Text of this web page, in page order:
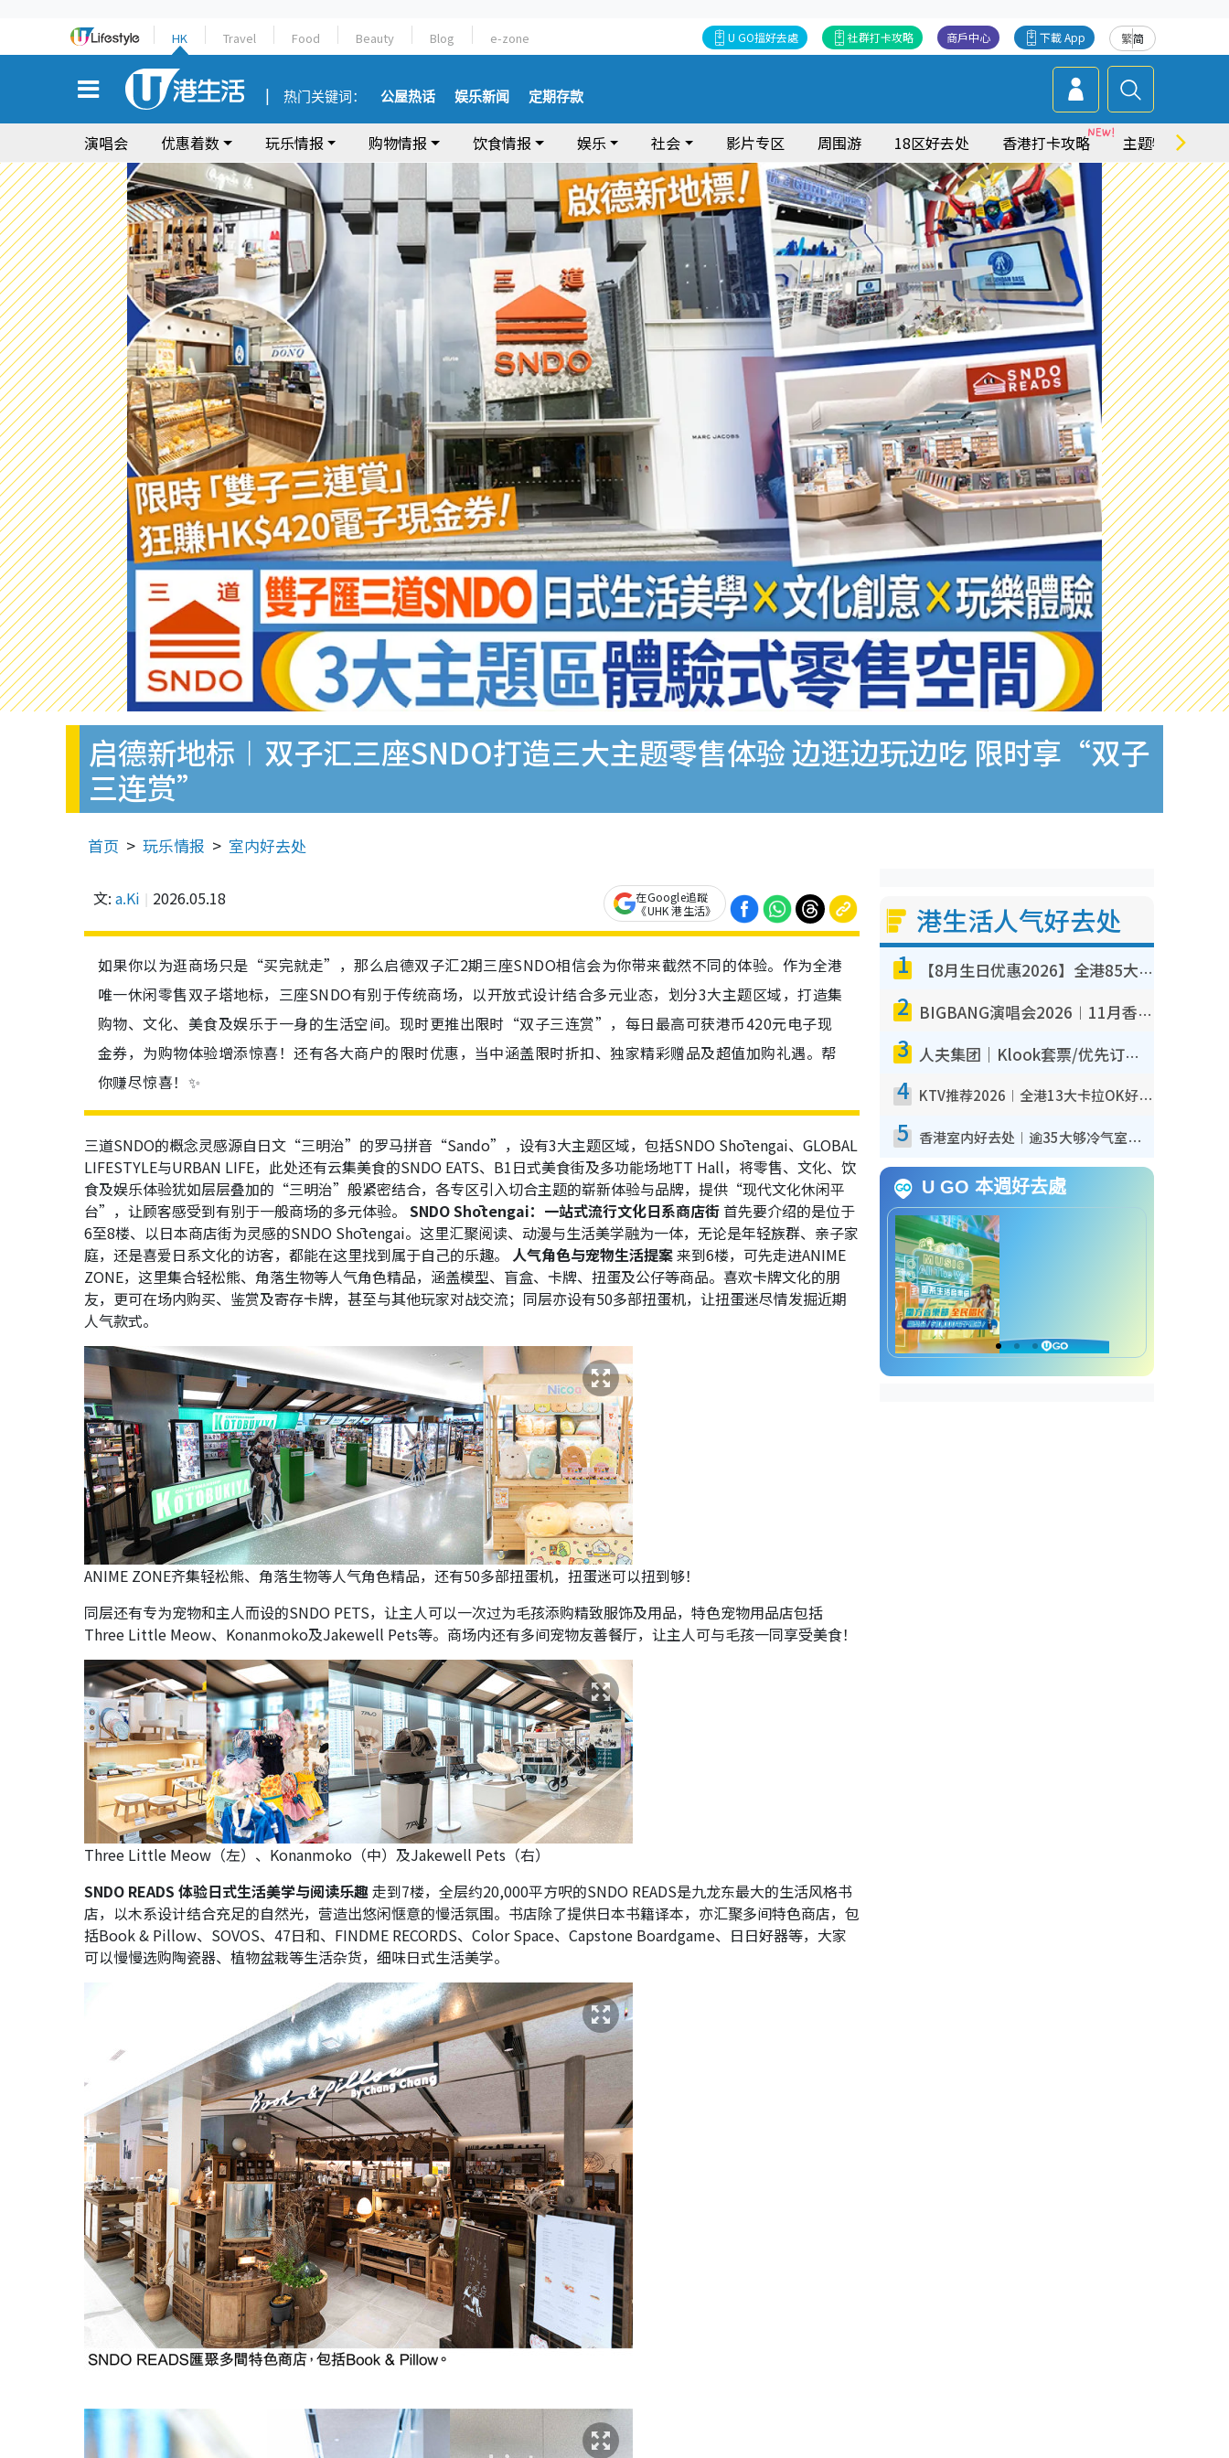
HK Travel Food Beauty Blog e-zone 繁简
下載 App
商戶中心
社群打卡攻略
U GO搵好去處
热门关键词： 公屋热话 娱乐新闻 定期存款
演唱会 优惠着数 玩乐情报 购物情报 饮食情报 娱乐 社会 影片专区 周围游 18区好去处 香港打卡攻略 主题特集
启德新地标︱双子汇三座SNDO打造三大主题零售体验 边逛边玩边吃 限时享“双子
三连赏”
首页 玩乐情报 室内好去处
文: a.Ki 2026.05.18
在Google追蹤
《UHK 港生活》
如果你以为逛商场只是“买完就走”，那么启德双子汇2期三座SNDO相信会为你带来截然不同的体验。作为全港
唯一休闲零售双子塔地标，三座SNDO有别于传统商场，以开放式设计结合多元业态，划分3大主题区域，打造集
购物、文化、美食及娱乐于一身的生活空间。现时更推出限时“双子三连赏”，每日最高可获港币420元电子现
金券，为购物体验增添惊喜！还有各大商户的限时优惠，当中涵盖限时折扣、独家精彩赠品及超值加购礼遇。帮
你赚尽惊喜！✨
三道SNDO的概念灵感源自日文“三明治”的罗马拼音“Sando”，设有3大主题区域，包括SNDO Shōtengai、GLOBAL
LIFESTYLE与URBAN LIFE，此处还有云集美食的SNDO EATS、B1日式美食街及多功能场地TT Hall，将零售、文化、饮
食及娱乐体验犹如层层叠加的“三明治”般紧密结合，各专区引入切合主题的崭新体验与品牌，提供“现代文化休闲平
台”，让顾客感受到有别于一般商场的多元体验。 SNDO Shōtengai：一站式流行文化日系商店街首先要介绍的是位于
6至8楼、以日本商店街为灵感的SNDO Shōtengai。这里汇聚阅读、动漫与生活美学融为一体，无论是年轻族群、亲子家
庭，还是喜爱日系文化的访客，都能在这里找到属于自己的乐趣。 人气角色与宠物生活提案来到6楼，可先走进ANIME
ZONE，这里集合轻松熊、角落生物等人气角色精品，涵盖模型、盲盒、卡牌、扭蛋及公仔等商品。喜欢卡牌文化的朋
友，更可在场内购买、鉴赏及寄存卡牌，甚至与其他玩家对战交流；同层亦设有50多部扭蛋机，让扭蛋迷尽情发掘近期
人气款式。
ANIME ZONE齐集轻松熊、角落生物等人气角色精品，还有50多部扭蛋机，扭蛋迷可以扭到够！
同层还有专为宠物和主人而设的SNDO PETS，让主人可以一次过为毛孩添购精致服饰及用品，特色宠物用品店包括
Three Little Meow、Konanmoko及Jakewell Pets等。商场内还有多间宠物友善餐厅，让主人可与毛孩一同享受美食！
Three Little Meow（左）、Konanmoko（中）及Jakewell Pets（右）
SNDO READS 体验日式生活美学与阅读乐趣走到7楼，全层约20,000平方呎的SNDO READS是九龙东最大的生活风格书
店，以木系设计结合充足的自然光，营造出悠闲惬意的慢活氛围。书店除了提供日本书籍译本，亦汇聚多间特色商店，包
括Book & Pillow、SOVOS、47日和、FINDME RECORDS、Color Space、Capstone Boardgame、日日好器等，大家
可以慢慢选购陶瓷器、植物盆栽等生活杂货，细味日式生活美学。
港生活人气好去处
1 【8月生日优惠2026】全港85大食买玩著数攻略 自助餐/火锅放题同行免费＋诚品/DONKI送现金券
2 BIGBANG演唱会2026︱11月香港启德开3场！实名制VIP申请、优先购票攻略
3 人夫集团｜Klook套票/优先订票/公开售票抢票攻略！附票价.购票连结.场地座位表
4 KTV推荐2026︱全港13大卡拉OK好去处！最低36元起 日语歌都有！(附地址+收费详情)
5 香港室内好去处︱逾35大够冷气室内好去处推荐 室内活动免费避雨无惧下雨
U GO 本週好去處